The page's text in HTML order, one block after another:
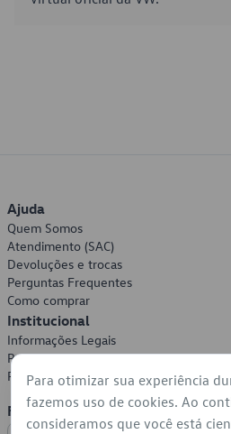
Ajuda
Quem Somos
Atendimento (SAC)
Devoluções e trocas
Perguntas Frequentes
Como comprar
Institucional
Informações Legais
Política de Privacidade
Política de Cookies
Formas de Pagamento
Para otimizar sua experiência
fazemos uso de cookies. Ao
consideramos que você está